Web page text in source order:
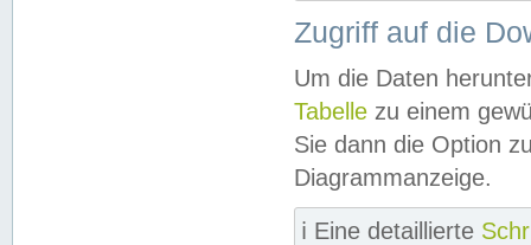
Zugriff auf die
Um die Daten
Tabelle zu einem
Sie dann die Option
Diagrammanzeige.
ℹ️ Eine detaillierte